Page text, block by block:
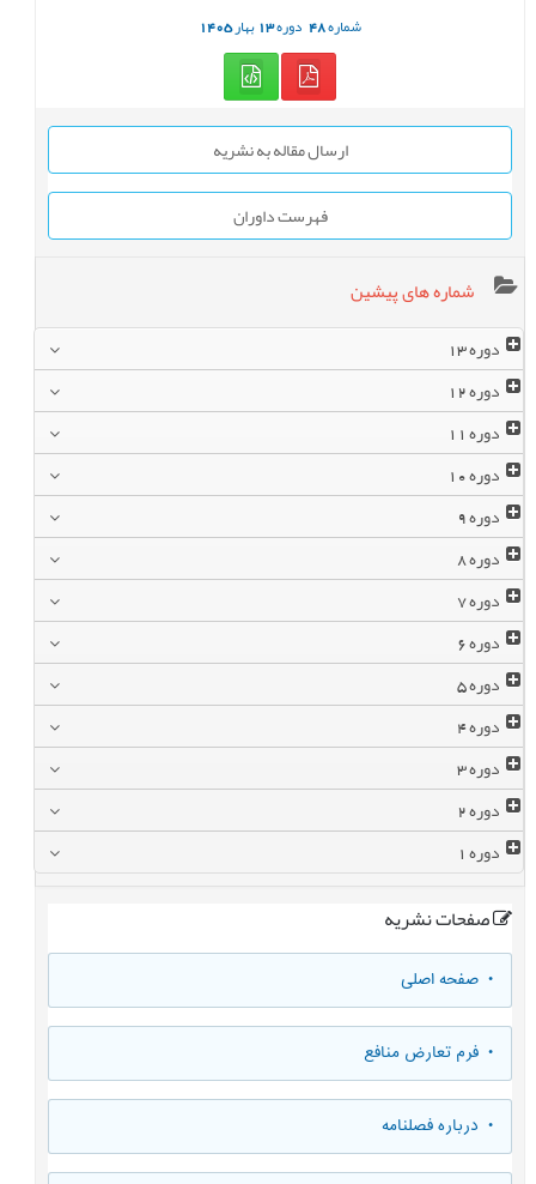
شماره48 دوره13بهار1405
ارسال مقاله به نشریه
فهرست داوران
شماره های پیشین
دوره13
دوره12
دوره11
دوره10
دوره9
دوره8
دوره7
دوره6
دوره5
دوره4
دوره3
دوره2
دوره1
صفحات نشریه
• صفحه اصلی
• فرم تعارض منافع
• درباره فصلنامه